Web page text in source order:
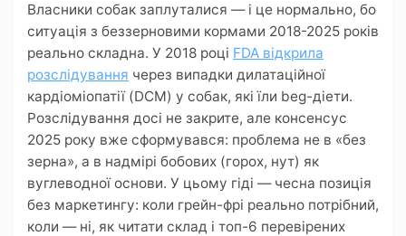
Власники собак заплуталися — і це нормально, бо
ситуація з беззерновими кормами 2018-2025 років
реально складна. У 2018 році FDA відкрила
розслідування через випадки дилатаційної
кардіоміопатії (DCM) у собак, які їли beg-діети.
Розслідування досі не закрите, але консенсус
2025 року вже сформувався: проблема не в «без
зерна», а в надмірі бобових (горох, нут) як
вуглеводної основи. У цьому гіді — чесна позиція
без маркетингу: коли грейн-фрі реально потрібний,
коли — ні, як читати склад і топ-6 перевірених